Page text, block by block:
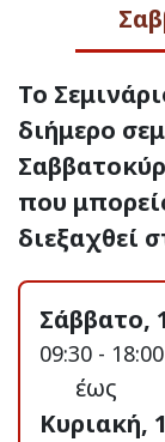
Το
διήμερο
που
διεξαχθεί
Σάββατο,
09:30 - 18:00
έως
Κυριακή,